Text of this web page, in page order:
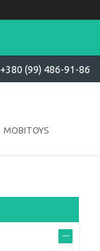
+380 (99) 486-91-86
MOBITOYS